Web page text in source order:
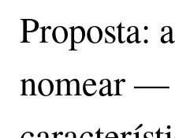
Proposta:
nomear —